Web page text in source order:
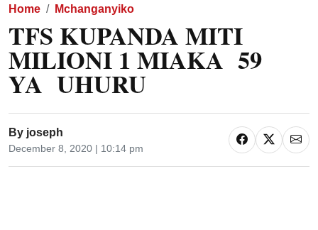
Home Mchanganyiko
TFS KUPANDA MITI
MILIONI 1 MIAKA 59
YA UHURU
By joseph
December 8, 2020 | 10:14 pm